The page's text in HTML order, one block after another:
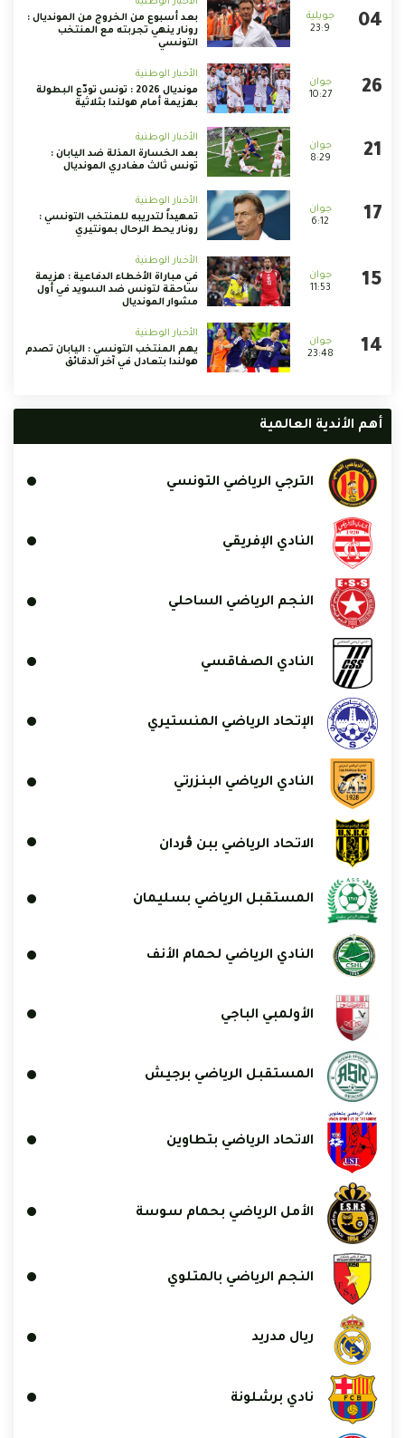
23:9
بعد أسبوع من الخروج من المونديال :
رونار ينهي تجربته مع المنتخب
التونسي
10:27
الأخبار الوطنية
مونديال 2026 : تونس تودّع البطولة
بهزيمة أمام هولندا بثلاثية
8:29
الأخبار الوطنية
بعد الخسارة المذلة ضد اليابان :
تونس ثالث مغادري المونديال
6:12
الأخبار الوطنية
تمهيداً لتدريبه للمنتخب التونسي :
رونار يحط الرحال بمونتيري
11:53
الأخبار الوطنية
في مباراة الأخطاء الدفاعية : هزيمة
ساحقة لتونس ضد السويد في أول
مشوار المونديال
23:48
الأخبار الوطنية
يهم المنتخب التونسي : اليابان تصدم
هولندا بتعادل في آخر الدقائق
أهم الأندية العالمية
الترجي الرياضي التونسي
النادي الإفريقي
النجم الرياضي الساحلي
النادي الصفاقسي
الإتحاد الرياضي المنستيري
النادي الرياضي البنزرتي
الاتحاد الرياضي ببن ڨردان
المستقبل الرياضي بسليمان
النادي الرياضي لحمام الأنف
الأولمبي الباجي
المستقبل الرياضي برجيش
الاتحاد الرياضي بتطاوين
الأمل الرياضي بحمام سوسة
النجم الرياضي بالمتلوي
ريال مدريد
نادي برشلونة